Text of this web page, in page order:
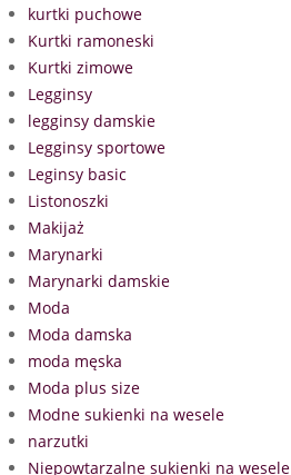
kurtki puchowe
Kurtki ramoneski
Kurtki zimowe
Legginsy
legginsy damskie
Legginsy sportowe
Leginsy basic
Listonoszki
Makijaż
Marynarki
Marynarki damskie
Moda
Moda damska
moda męska
Moda plus size
Modne sukienki na wesele
narzutki
Niepowtarzalne sukienki na wesele